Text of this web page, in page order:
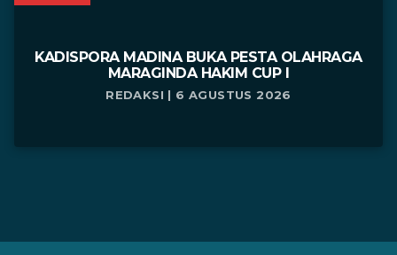
KADISPORA MADINA BUKA PESTA OLAHRAGA
MARAGINDA HAKIM CUP I
REDAKSI | 6 AGUSTUS 2026